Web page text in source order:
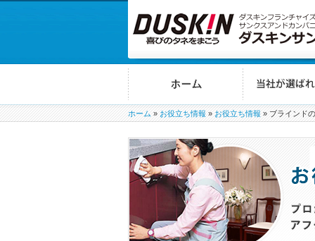
ホーム » お役立ち情報 » お役立ち情報 » ブラインド